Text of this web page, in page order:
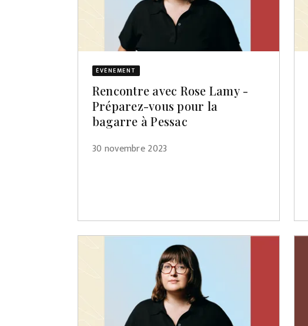
ÉVÈNEMENT
Rencontre avec Rose Lamy -
Préparez-vous pour la
bagarre à Pessac
30 novembre 2023